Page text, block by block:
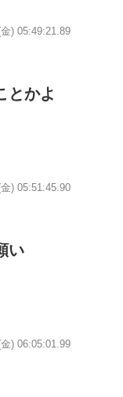
) 05:49:21.89
とかよ
) 05:51:45.90
い
) 06:05:01.99